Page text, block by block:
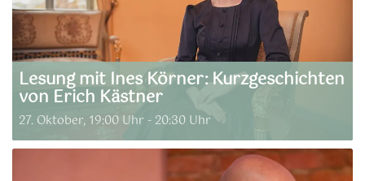
Lesung mit Ines Körner: Kurzgeschichten
von Erich Kästner
27. Oktober, 19:00 Uhr - 20:30 Uhr